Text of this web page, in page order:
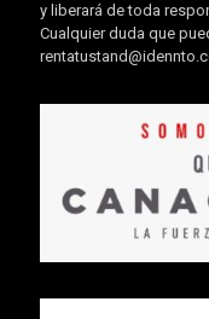
y liberará de toda
Cualquier duda que